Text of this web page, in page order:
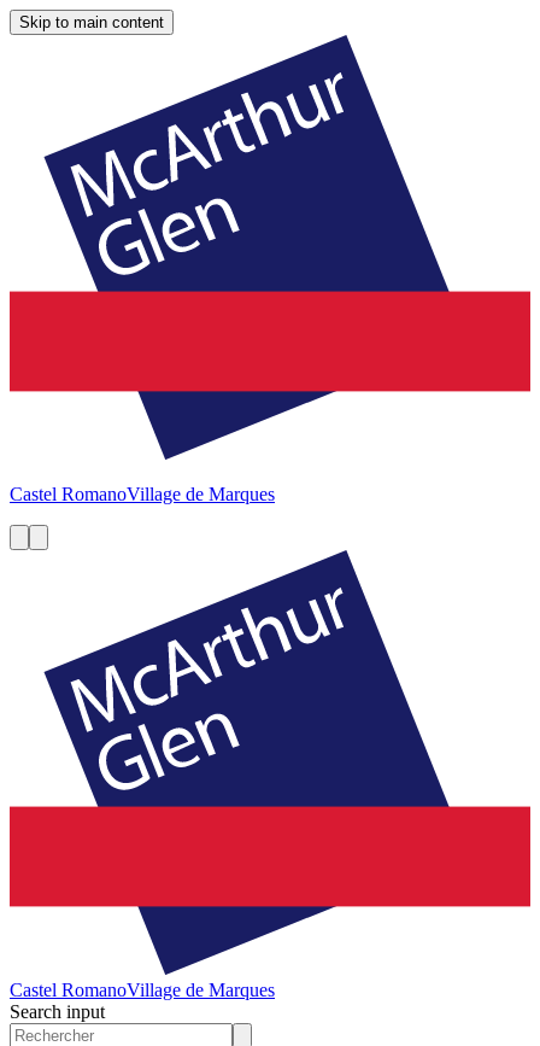
Skip to main content
Castel RomanoVillage de Marques
Castel RomanoVillage de Marques
Search input